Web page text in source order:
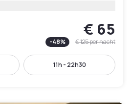
€ 65
-48% € 125per nacht
11h - 22h30